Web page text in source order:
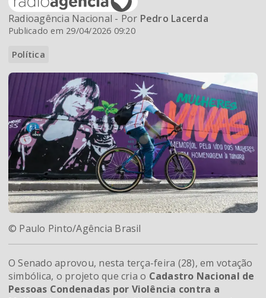
Radioagência Nacional - Por Pedro Lacerda
Publicado em 29/04/2026 09:20
Política
© Paulo Pinto/Agência Brasil
O Senado aprovou, nesta terça-feira (28), em votação
simbólica, o projeto que cria o Cadastro Nacional de
Pessoas Condenadas por Violência contra a